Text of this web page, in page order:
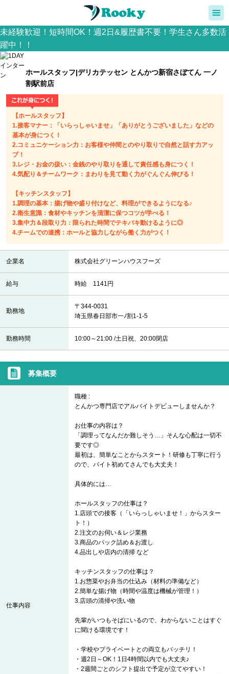
未経験歓迎！短時間OK！週2日&履歴書不要！学生さん多数活
躍中！！
ホールスタッフ|デリカテッセン とんかつ新宿さぼてん 一ノ
割駅前店
【ホールスタッフ】
1.接客マナー：「いらっしゃいませ」「ありがとうございました」などの
基本が身につく！
2.コミュニケーション力：お客様や仲間とのやり取りで自然と話す力アッ
プ！
3.レジ・お金の扱い：金銭のやり取りを通して責任感も身につく！
4.気配り＆チームワーク：まわりを見て動く力がぐんぐん伸びる！
【キッチンスタッフ】
1.調理の基本：揚げ物や盛り付けなど、料理ができるようになる♪
2.衛生意識：食材やキッチンを清潔に保つコツが学べる！
3.集中力＆段取り力：限られた時間でテキパキ動けるように◎
4.チームでの連携：ホールと協力しながら働く力がつく！
企業名 株式会社グリーンハウスフーズ
給与 時給 1141円
勤務地
〒344-0031
埼玉県春日部市一ﾉ割1-1-5
勤務時間 10:00～21:00 /土日祝、20:00閉店
募集概要
仕事内容
職種 :
とんかつ専門店でアルバイトデビューしませんか？
お仕事の内容は？
「調理ってなんだか難しそう…」そんな心配は一切不
要です◎
最初は、簡単なことからスタート！研修も丁寧に行う
ので、バイト初めてさんでも大丈夫！
具体的には…
ホールスタッフの仕事は？
1.店頭での接客（「いらっしゃいませ！」からスター
ト！）
2.注文のお伺い＆レジ業務
3.商品のパック詰め＆お渡し
4.品出しや店内の清掃 など
キッチンスタッフの仕事は？
1.お惣菜やお弁当の仕込み（材料の準備など）
2.簡単な揚げ物（時間や温度は機械が管理！）
3.店頭の清掃や洗い物
先輩がいつもそばにいるので、わからないことはすぐ
に聞ける環境です！
・学校やプライベートとの両立もバッチリ！
・週2日～OK！1日4時間以内でも大丈夫♪
・2週間ごとのシフト提出で予定が立てやすい！